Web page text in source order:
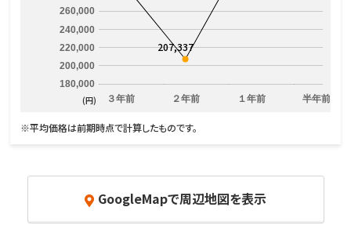
３年前 ２年前 １年前 半年前
180,000
200,000
220,000
240,000
260,000
207,337
(円)
※平均価格は前期時点で計算したものです。
GoogleMapで周辺地図を表示